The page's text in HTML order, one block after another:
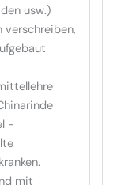
usw.)
verschreiben,
-
mit